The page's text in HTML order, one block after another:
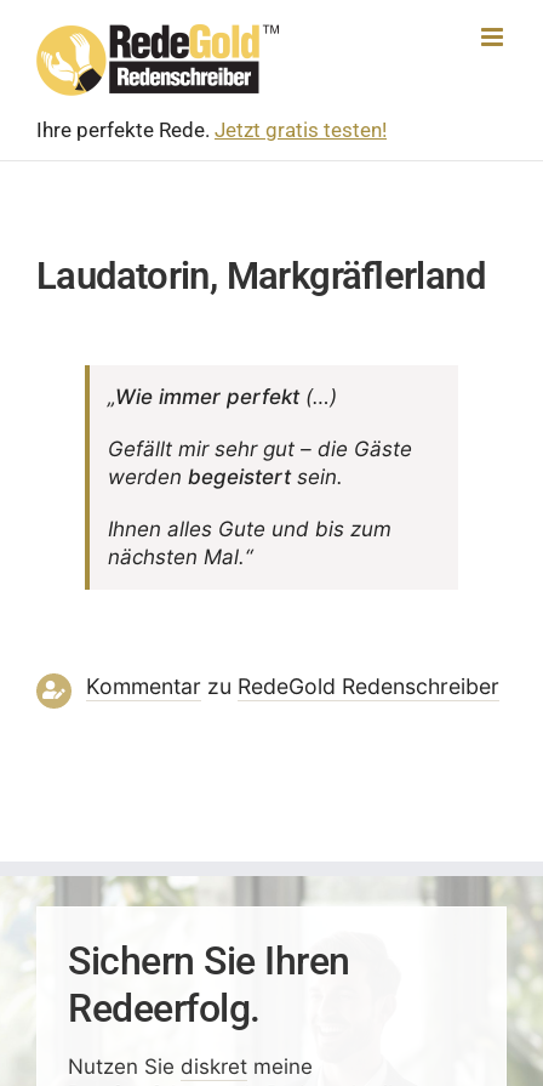
content
Ihre perfekte Rede. Jetzt gratis testen!
Laudatorin, Markgräflerland
„Wie immer perfekt(…)
Gefällt mir sehr gut – die Gäste
werden begeis­tertsein.
Ihnen alles Gute und bis zum
nächsten Mal.“
Kommentarzu RedeGold Reden­schreiber
Sichern Sie Ihren
Redeerfolg.
Nutzen Sie diskretmeine